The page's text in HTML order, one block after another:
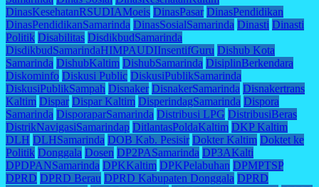
DinasKesehatanRSUDIAMoeis DinasPasar DinasPendidikan
DinasPendidikanSamarinda DinasSosialSamarinda Dinasti Dinasti
Politik Disabilitas DisdikbudSamarinda
DisdikbudSamarindaHIMPAUDIInsentifGuru Dishub Kota
Samarinda DishubKaltim DishubSamarinda DisiplinBerkendara
Diskominfo Diskusi Public DiskusiPublikSamarinda
DiskusiPublikSampah Disnaker DisnakerSamarinda Disnakertrans
Kaltim Dispar Dispar Kaltim DisperindagSamarinda Dispora
Samarinda DisporaparSamarinda Distribusi LPG DistribusiBeras
DistrikNavigasiSamarindap DitlantasPoldaKaltim DKP Kaltim
DLH DLHSamarinda DOB Kab. Pesisir Dokter Kaltim Doktet ke
Politik Donggala Dosen DP2PASamarinda DP3AKalti
DPDPANSamarinda DPKKaltim DPKPelabuhan DPMPTSP
DPRD DPRD Berau DPRD Kabupaten Donggala DPRD